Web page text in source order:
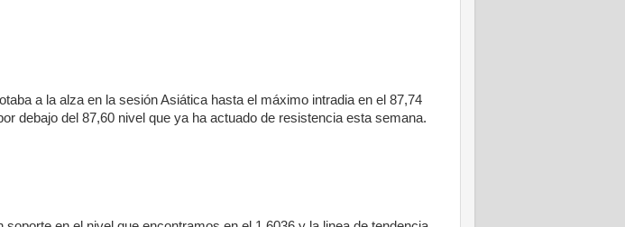
a la alza en la sesión Asiática hasta el máximo intradia en el 87,74
debajo del 87,60 nivel que ya ha actuado de resistencia esta semana.